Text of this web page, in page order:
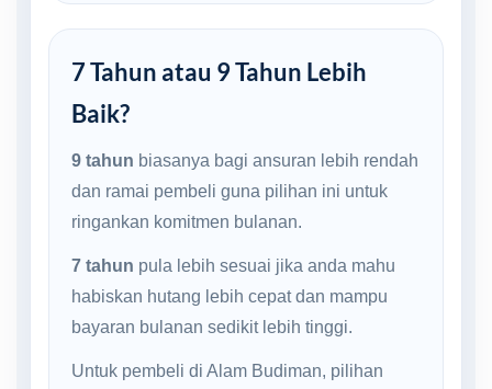
7 Tahun atau 9 Tahun Lebih
Baik?
9 tahun biasanya bagi ansuran lebih rendah
dan ramai pembeli guna pilihan ini untuk
ringankan komitmen bulanan.
7 tahun pula lebih sesuai jika anda mahu
habiskan hutang lebih cepat dan mampu
bayaran bulanan sedikit lebih tinggi.
Untuk pembeli di Alam Budiman, pilihan